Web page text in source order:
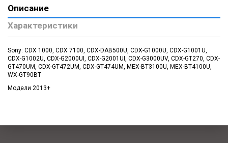
Описание
Характеристики
Sony: CDX 1000, CDX 7100, CDX-DAB500U, CDX-G1000U, CDX-G1001U,
CDX-G1002U, CDX-G2000UI, CDX-G2001UI, CDX-G3000UV, CDX-GT270, CDX-
GT470UM, CDX-GT472UM, CDX-GT474UM, MEX-BT3100U, MEX-BT4100U,
WX-GT90BT
Модели 2013+